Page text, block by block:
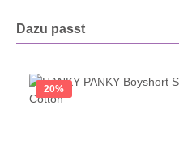
Dazu passt
20%